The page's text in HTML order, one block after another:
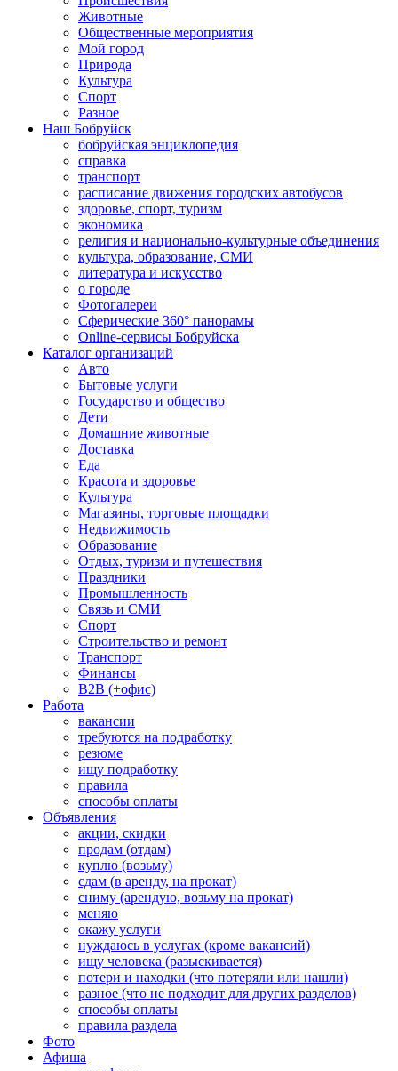
Животные
Общественные мероприятия
Мой город
Природа
Культура
Спорт
Разное
Наш Бобруйск
бобруйская энциклопедия
справка
транспорт
расписание движения городских автобусов
здоровье, спорт, туризм
экономика
религия и национально-культурные объединения
культура, образование, СМИ
литература и искусство
о городе
Фотогалереи
Сферические 360° панорамы
Online-сервисы Бобруйска
Каталог организаций
Авто
Бытовые услуги
Государство и общество
Дети
Домашние животные
Доставка
Еда
Красота и здоровье
Культура
Магазины, торговые площадки
Недвижимость
Образование
Отдых, туризм и путешествия
Праздники
Промышленность
Связь и СМИ
Спорт
Строительство и ремонт
Транспорт
Финансы
B2B (+офис)
Работа
вакансии
требуются на подработку
резюме
ищу подработку
правила
способы оплаты
Объявления
акции, скидки
продам (отдам)
куплю (возьму)
сдам (в аренду, на прокат)
сниму (арендую, возьму на прокат)
меняю
окажу услуги
нуждаюсь в услугах (кроме вакансий)
ищу человека (разыскивается)
потери и находки (что потеряли или нашли)
разное (что не подходит для других разделов)
способы оплаты
правила раздела
Фото
Афиша